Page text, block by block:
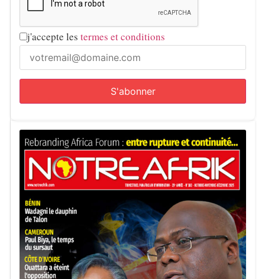
j'accepte les termes et conditions